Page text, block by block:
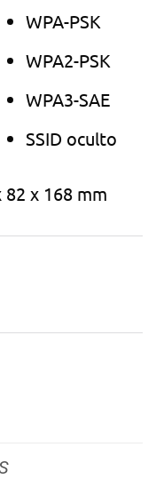
WPA-PSK
WPA2-PSK
WPA3-SAE
SSID oculto
82 x 168 mm